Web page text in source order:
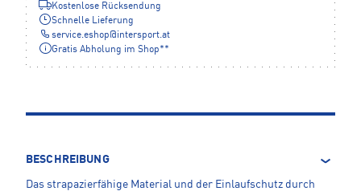
Kostenlose Rücksendung
Schnelle Lieferung
service.eshop@intersport.at
Gratis Abholung im Shop**
BESCHREIBUNG
Das strapazierfähige Material und der Einlaufschutz durch